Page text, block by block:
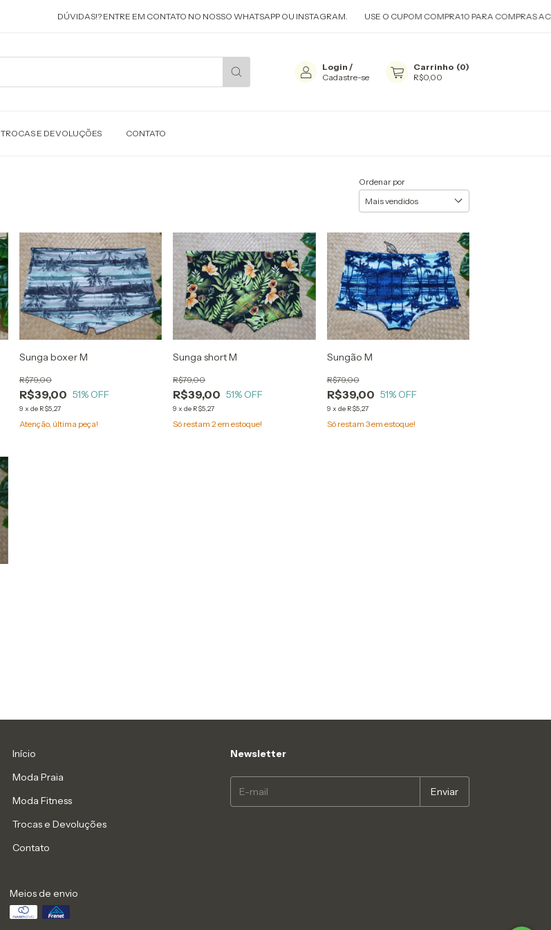
DÚVIDAS!? ENTRE EM CONTATO NO NOSSO WHATSAPP OU INSTAGRAM. USE O CUPOM COMPRA10 PARA COMPRAS
Login /
Cadastre-se
Carrinho (0)
R$0,00
TROCAS E DEVOLUÇÕES CONTATO
Ordenar por
Sunga boxer M
R$39,00
R$79,00
51% OFF
9 x de R$5,27
Atenção, última peça!
Sunga short M
R$39,00
R$79,00
51% OFF
9 xde R$5,27
Só restam2 em estoque!
Sungão M
R$39,00
R$79,00
51% OFF
9 x de R$5,27
Só restam 3em estoque!
Início
Moda Praia
Moda Fitness
Trocas e Devoluções
Contato
Newsletter
Meios de envio